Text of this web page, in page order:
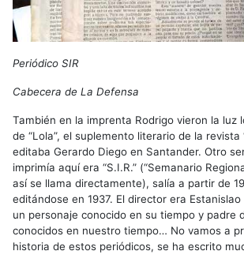
Periódico SIR
Cabecera de La Defensa
También en la imprenta Rodrigo vieron la luz
de “Lola”, el suplemento literario de la revista
editaba Gerardo Diego en Santander. Otro
imprimía aquí era “S.I.R.” (“Semanario
así se llama directamente), salía a partir de
editándose en 1937. El director era
un personaje conocido en su tiempo y padre
conocidos en nuestro tiempo… No vamos a
historia de estos periódicos, se ha escrito